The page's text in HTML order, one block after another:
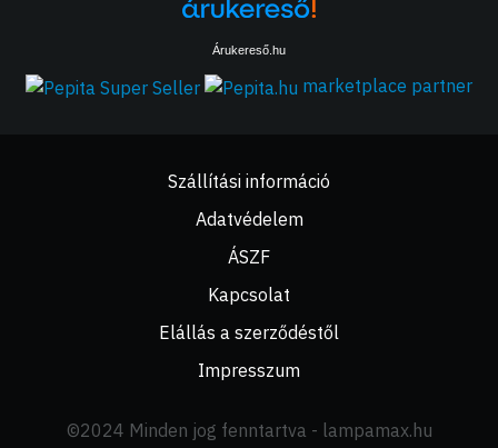
Árukereső.hu
marketplace partner
Szállítási információ
Adatvédelem
ÁSZF
Kapcsolat
Elállás a szerződéstől
Impresszum
©2024 Minden jog fenntartva - lampamax.hu